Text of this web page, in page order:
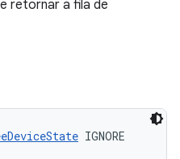
retornar à fila de
IGNORE